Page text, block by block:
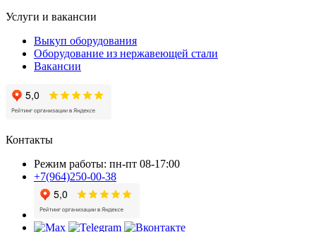
Услуги и вакансии
Выкуп оборудования
Оборудование из нержавеющей стали
Вакансии
Контакты
Режим работы: пн-пт 08-17:00
+7(964)250-00-38